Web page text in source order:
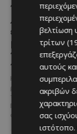
Το 10ο
Αγροτικού
επιστρέφει
με μουσική,
παραδοσιακές
πλούσιο
Η κυπριακή
ραντεβού στον
το 10ο Φεστιβάλ
Πολιτισμού θα
στις 2...
βελτίωση
τρίτων
αυτούς
ακριβών
σας